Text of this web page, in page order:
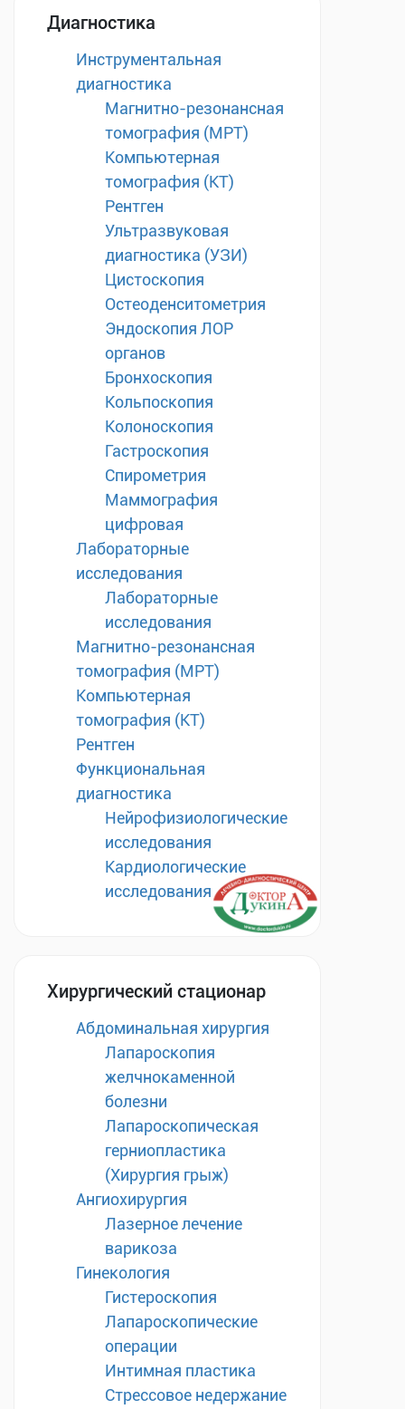
Диагностика
Инструментальная
диагностика
Магнитно-резонансная
томография (МРТ)
Компьютерная
томография (КТ)
Рентген
Ультразвуковая
диагностика (УЗИ)
Цистоскопия
Остеоденситометрия
Эндоскопия ЛОР
органов
Бронхоскопия
Кольпоскопия
Колоноскопия
Гастроскопия
Спирометрия
Маммография
цифровая
Лабораторные
исследования
Лабораторные
исследования
Магнитно-резонансная
томография (МРТ)
Компьютерная
томография (КТ)
Рентген
Функциональная
диагностика
Нейрофизиологические
исследования
Кардиологические
исследования
Хирургический стационар
Абдоминальная хирургия
Лапароскопия
желчнокаменной
болезни
Лапароскопическая
герниопластика
(Хирургия грыж)
Ангиохирургия
Лазерное лечение
варикоза
Гинекология
Гистероскопия
Лапароскопические
операции
Интимная пластика
Стрессовое недержание